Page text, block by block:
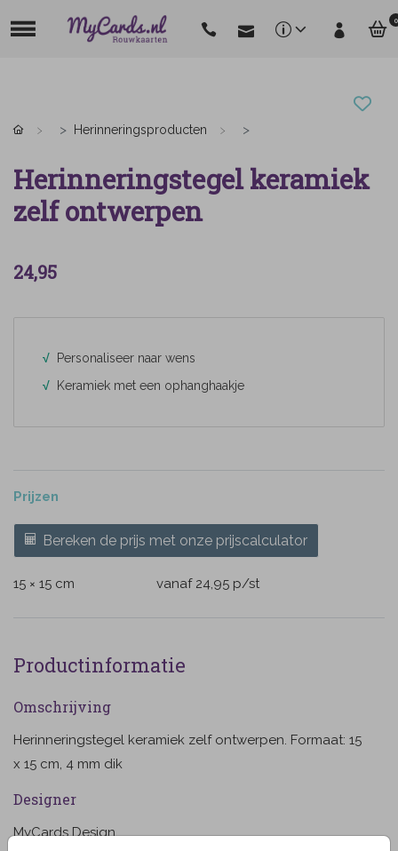
0
Herinneringsproducten
Herinneringstegel keramiek
zelf ontwerpen
24,95
√ Personaliseer naar wens
√ Keramiek met een ophanghaakje
Prijzen
Bereken de prijs met onze prijscalculator
15 × 15 cm vanaf 24,95 p/st
Productinformatie
Omschrijving
Herinneringstegel keramiek zelf ontwerpen. Formaat: 15
x 15 cm, 4 mm dik
Designer
MyCards Design